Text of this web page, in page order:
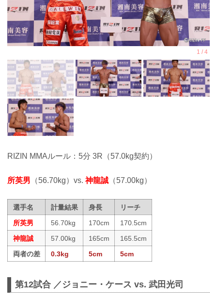
RIZIN MMAルール：5分 3R（57.0kg契約）
所英男 （56.70kg）vs.神龍誠 （57.00kg）
選手名 計量結果 身長
リーチ
所英男
56.70kg 170cm
170.5cm
神龍誠
57.00kg 165cm
165.5cm
両者の差
0.3kg 5cm 5cm
第12試合 ／ジョニー・ケース vs. 武田光司